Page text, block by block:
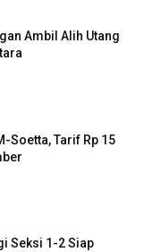
Ambil Alih Utang
Soetta, Tarif Rp 15
Seksi 1-2 Siap